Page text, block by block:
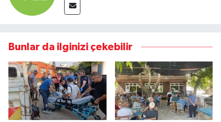
Bunlar da ilginizi çekebilir